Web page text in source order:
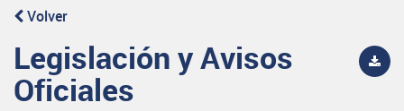
Volver
Legislación y Avisos
Oficiales